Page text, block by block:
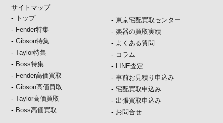
サイトマップ
- トップ
- Fender特集
-Gibson特集
-Taylor特集
- Boss特集
- Fender高価買取
-Gibson高価買取
-Taylor高価買取
- Boss高価買取
- 東京宅配買取センター
- 楽器の買取実績
- よくある質問
- コラム
- LINE査定
- 事前お見積り申込み
- 宅配買取申込み
- 出張買取申込み
- お問合せ